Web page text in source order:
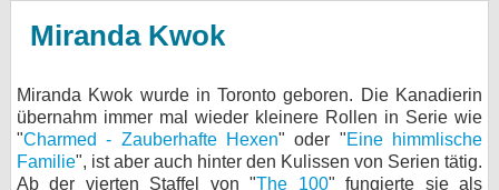
Miranda Kwok
Miranda Kwok wurde in Toronto geboren. Die Kanadierin
übernahm immer mal wieder kleinere Rollen in Serie wie
"Charmed - Zauberhafte Hexen" oder "Eine himmlische
Familie", ist aber auch hinter den Kulissen von Serien tätig.
Ab der vierten Staffel von "The 100" fungierte sie als
KULTUR
Specials
SERVICE